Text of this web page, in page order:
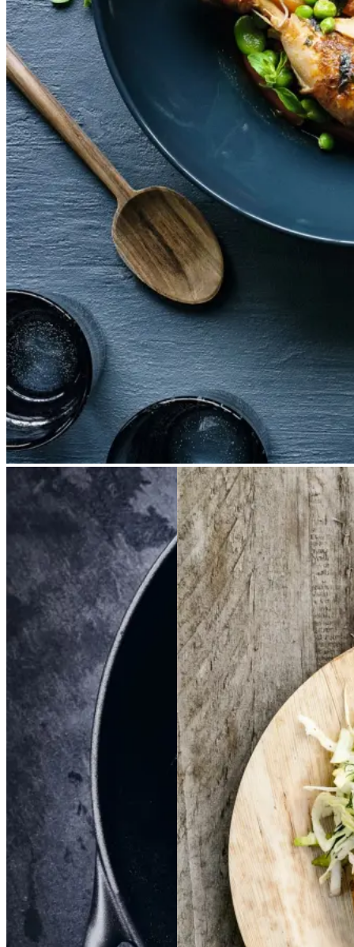
Gustu i La Paz i Bolivia, der
drives af Melting Pot Fonden, og
som har Kamilla Seidler som
køkkenchef, har bidraget med
denne ret fra de bolivianske
højder. Det bolivianske køkken er
nok først og fremmest præget af
spanske indtryk, men med lokale
råvarer. Den elskede kartoffel får
tit en fremtrædende rolle i denne
bjergkøkken ret, som har rødder i
Andesbjergene.
BraiseretBraiseret
oksetværreboksetvæ
rreb
Gem opskrift
Dansk mad
Vintermad
Aftensmad
FrikadellerFrikadell
er medmed
smørspidskål,smørsp
idskål,
kartoflerkartofler
ogog
sennepsdressingsenn
epsdressing
Gem opskrift
Aftensmad
Forårsmad
Sommermad